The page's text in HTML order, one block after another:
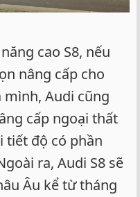
cao S8, nếu
nâng cấp cho
mình, Audi cũng
cấp ngoại thất
tiết độ có phần
ra, Audi S8 sẽ
Âu kể từ tháng